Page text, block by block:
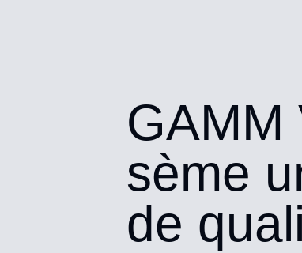
GAMM
sème
de